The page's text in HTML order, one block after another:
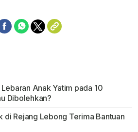
Anak Yatim pada 10
Dibolehkan?
di Rejang Lebong Terima Bantuan